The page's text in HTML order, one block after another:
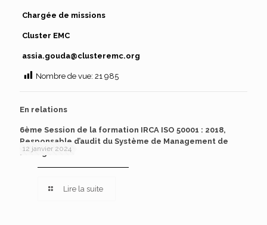
Chargée de missions
Cluster EMC
assia.gouda@clusteremc.org
Nombre de vue: 21 985
En relations
12 janvier 2024
6ème Session de la formation IRCA ISO 50001 : 2018,
Responsable d’audit du Système de Management de
l’Energie
Lire la suite